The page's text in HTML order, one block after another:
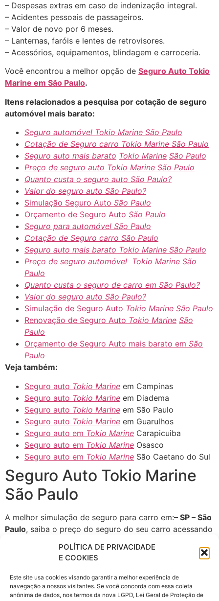
POLÍTICA DE PRIVACIDADE
E COOKIES
Este site usa cookies visando garantir a melhor experiência de
navegação a nossos visitantes. Se você concorda com essa coleta
anônima de dados, nos termos da nova LGPD, Lei Geral de Proteção de
– Despesas extras em caso de indenização integral.
– Acidentes pessoais de passageiros.
– Valor de novo por 6 meses.
– Lanternas, faróis e lentes de retrovisores.
– Acessórios, equipamentos, blindagem e carroceria.
Você encontrou a melhor opção de Seguro Auto Tokio
Marine em São Paulo.
Itens relacionados a pesquisa por cotação de seguro
automóvel mais barato:
Seguro automóvel Tokio Marine São Paulo
Cotação de Seguro carro Tokio Marine São Paulo
Seguro auto mais barato Tokio Marine São Paulo
Preço de seguro auto Tokio Marine São Paulo
Quanto custa o seguro auto São Paulo?
Valor do seguro auto São Paulo?
Simulação Seguro Auto São Paulo
Orçamento de Seguro Auto São Paulo
Seguro para automóvel São Paulo
Cotação de Seguro carro São Paulo
Seguro auto mais barato Tokio Marine São Paulo
Preço de seguro automóvel Tokio Marine São
Paulo
Quanto custa o seguro de carro em São Paulo?
Valor do seguro auto São Paulo?
Simulação de Seguro Auto Tokio Marine São Paulo
Renovação de Seguro Auto Tokio Marine São
Paulo
Orçamento de Seguro Auto mais barato em São
Paulo
Veja também:
Seguro auto Tokio Marine em Campinas
Seguro auto Tokio Marine em Diadema
Seguro auto Tokio Marine em São Paulo
Seguro auto Tokio Marine em Guarulhos
Seguro auto em Tokio Marine Carapicuiba
Seguro auto em Tokio Marine Osasco
Seguro auto em Tokio Marine São Caetano do Sul
Seguro Auto Tokio Marine
São Paulo
A melhor simulação de seguro para carro em:– SP – São
Paulo, saiba o preço do seguro do seu carro acessando
www.seguroparacarro.com.br
Quer saber qual é o melhor
Experimente o seguro Auto Tokio Marine e sinta a